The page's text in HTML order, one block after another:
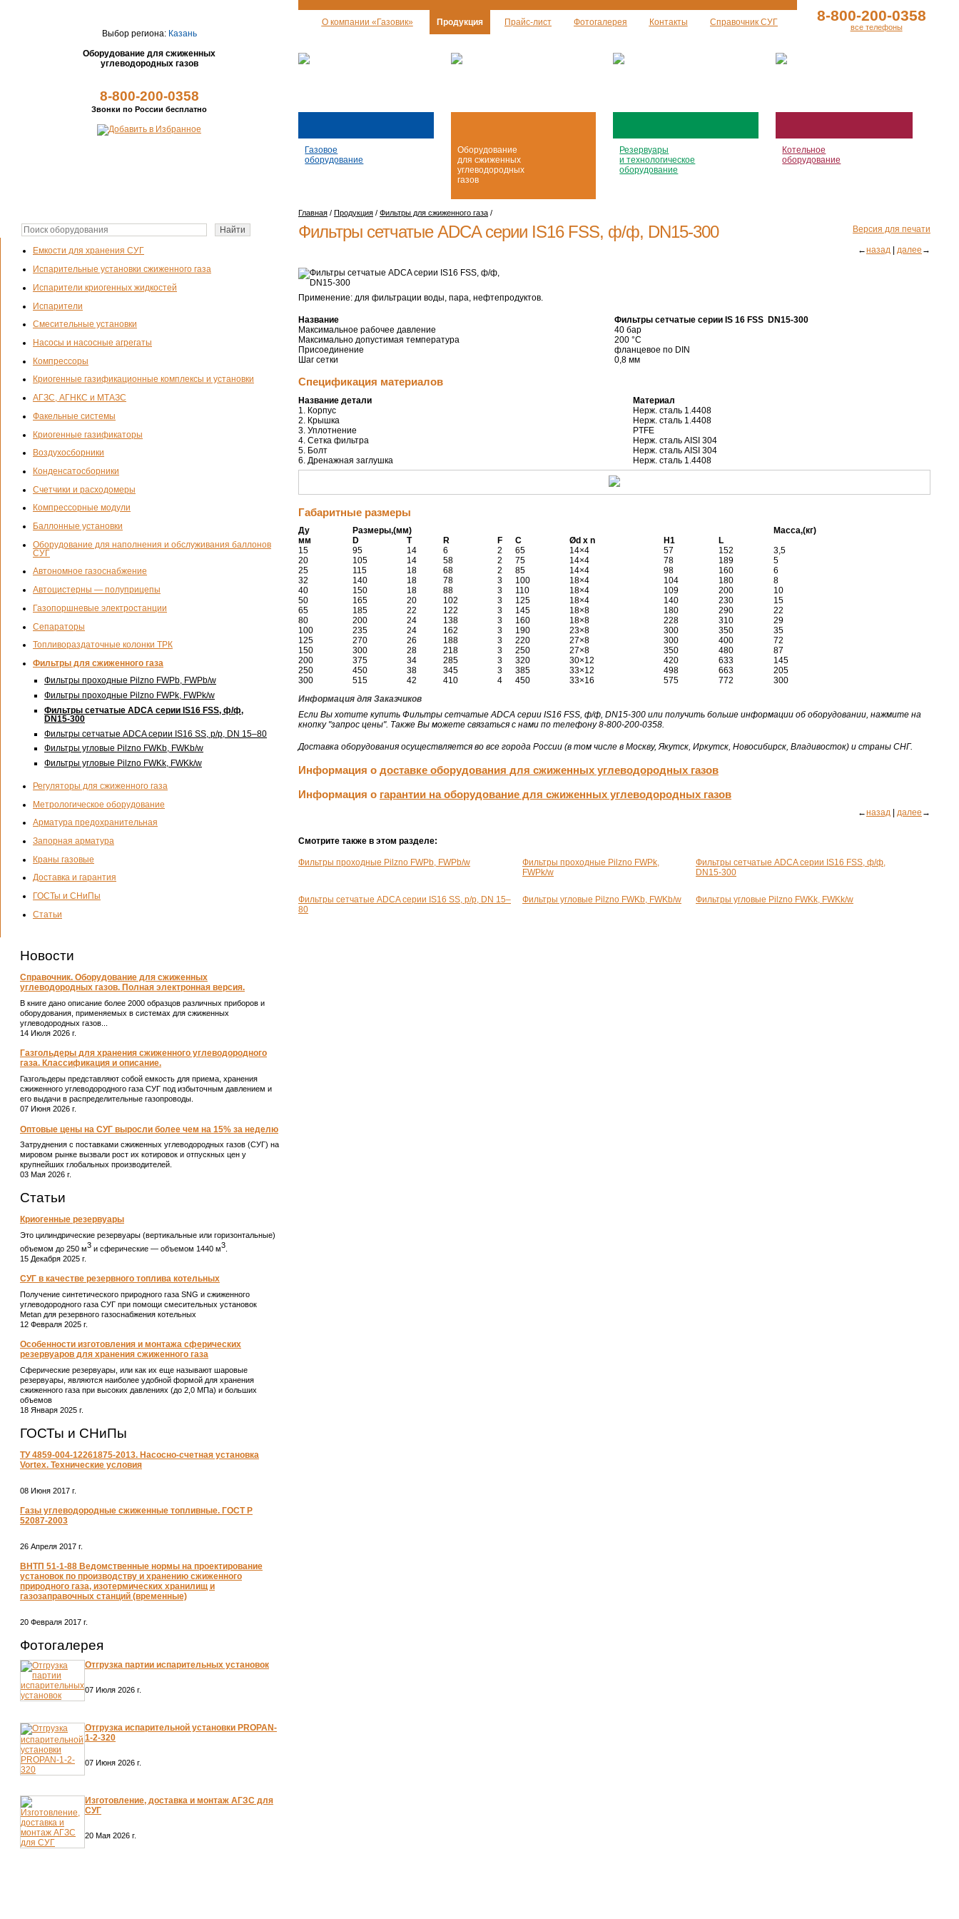
Выбор региона: Казань
Оборудование для сжиженных
углеводородных газов
8-800-200-0358
Звонки по России бесплатно
О компании «Газовик» Продукция Прайс-лист Фотогалерея Контакты Справочник СУГ 8-800-200-0358
все телефоны
Газовое
оборудование
Оборудование
для сжиженных
углеводородных
газов
Резервуары
и технологическое
оборудование
Котельное
оборудование
Емкости для хранения СУГ
Испарительные установки сжиженного газа
Испарители криогенных жидкостей
Испарители
Смесительные установки
Насосы и насосные агрегаты
Компрессоры
Криогенные газификационные комплексы и установки
АГЗС, АГНКС и МТАЗС
Факельные системы
Криогенные газификаторы
Воздухосборники
Конденсатосборники
Счетчики и расходомеры
Компрессорные модули
Баллонные установки
Оборудование для наполнения и обслуживания баллонов
СУГ
Автономное газоснабжение
Автоцистерны — полуприцепы
Газопоршневые электростанции
Сепараторы
Топливораздаточные колонки ТРК
Фильтры для сжиженного газа
Фильтры проходные Pilzno FWPb, FWРb/w
Фильтры проходные Pilzno FWPk, FWРk/w
Фильтры сетчатые ADCA серии IS16 FSS, ф/ф,
DN15-300
Фильтры сетчатые ADCA серии IS16 SS, р/р , DN 15–80
Фильтры угловые Pilzno FWKb, FWKb/w
Фильтры угловые Pilzno FWKk, FWKk/w
Регуляторы для сжиженного газа
Метрологическое оборудование
Арматура предохранительная
Запорная арматура
Краны газовые
Доставка и гарантия
ГОСТы и СНиПы
Статьи
Новости
Справочник. Оборудование для сжиженных
углеводородных газов. Полная электронная версия.
В книге дано описание более 2000 образцов различных приборов и
оборудования, применяемых в системах для сжиженных
углеводородных газов...
14 Июля 2026 г.
Газгольдеры для хранения сжиженного углеводородного
газа. Классификация и описание.
Газгольдеры представляют собой емкость для приема, хранения
сжиженного углеводородного газа СУГ под избыточным давлением и
его выдачи в распределительные газопроводы.
07 Июня 2026 г.
Оптовые цены на СУГ выросли более чем на 15% за неделю
Затруднения с поставками сжиженных углеводородных газов (СУГ) на
мировом рынке вызвали рост их котировок и отпускных цен у
крупнейших глобальных производителей.
03 Мая 2026 г.
Статьи
Криогенные резервуары
Это цилиндрические резервуары (вертикальные или горизонтальные)
объемом до 250 м3 и сферические ― объемом 1440 м3
15 Декабря 2025 г.
СУГ в качестве резервного топлива котельных
Получение синтетического природного газа SNG и сжиженного
углеводородного газа СУГ при помощи смесительных установок
Metan для резервного газоснабжения котельных
12 Февраля 2025 г.
Особенности изготовления и монтажа сферических
резервуаров для хранения сжиженного газа
Сферические резервуары, или как их еще называют шаровые
резервуары, являются наиболее удобной формой для хранения
сжиженного газа при высоких давлениях (до 2,0 МПа) и больших
объемов
18 Января 2025 г.
ГОСТы и СНиПы
ТУ 4859-004-12261875-2013. Насосно-счетная установка
Vortex. Технические условия
08 Июня 2017 г.
Газы углеводородные сжиженные топливные. ГОСТ Р
52087-2003
26 Апреля 2017 г.
ВНТП 51-1-88 Ведомственные нормы на проектирование
установок по производству и хранению сжиженного
природного газа, изотермических хранилищ и
газозаправочных станций (временные)
20 Февраля 2017 г.
Фотогалерея
Отгрузка партии испарительных установок
07 Июля 2026 г.
Отгрузка испарительной установки PROPAN-
1-2-320
07 Июня 2026 г.
Изготовление, доставка и монтаж АГЗС для
СУГ
20 Мая 2026 г.
Главная / Продукция / Фильтры для сжиженного газа /
Версия для печати
Фильтры сетчатые ADCA серии IS16 FSS, ф/ф, DN15-300
←назад далее →
Применение: для фильтрации воды, пара, нефтепродуктов.
Название Фильтры сетчатые серии IS 16 FSS DN15-300
Максимальное рабочее давление
40 бар
Максимально допустимая температура
200 °С
Присоединение
фланцевое по DIN
Шаг сетки
0,8 мм
Спецификация материалов
Название детали
Материал
1. Корпус
Нерж. сталь 1.4408
2. Крышка
Нерж. сталь 1.4408
3. Уплотнение
PTFE
4. Сетка фильтра
Нерж. сталь AISI 304
5. Болт
Нерж. сталь AISI 304
6. Дренажная заглушка
Нерж. сталь 1.4408
Габаритные размеры
Ду Размеры,(мм)
Масса,(кг)
мм
D T R F C Ød x n H1
L
15
95 14 6 2 65 14×4 57 152
3,5
20
105 14 58 2 75 14×4 78 189
5
25
115 18 68 2 85 14×4 98 160
6
32
140 18 78 3 100 18×4 104 180
8
40
150 18 88 3 110 18×4 109 200
10
50
165 20 102 3 125 18×4 140 230
15
65
185 22 122 3 145 18×8 180 290
22
80
200 24 138 3 160 18×8 228 310
29
100
235 24 162 3 190 23×8 300 350
35
125
270 26 188 3 220 27×8 300 400
72
150
300 28 218 3 250 27×8 350 480
87
200
375 34 285 3 320 30×12 420 633
145
250
450 38 345 3 385 33×12 498 663
205
300
515 42 410 4 450 33×16 575 772
300
Информация для Заказчиков
Если Вы хотите купить Фильтры сетчатые ADCA серии IS16 FSS, ф/ф, DN15-300 или получить больше информации об оборудовании, нажмите на
кнопку "запрос цены". Также Вы можете связаться с нами по телефону 8-800-200-0358.
Доставка оборудования осуществляется во все города России (в том числе в Москву, Якутск, Иркутск, Новосибирск, Владивосток) и страны СНГ.
Информация о доставке оборудования для сжиженных углеводородных газов
Информация о гарантии на оборудование для сжиженных углеводородных газов
←назад | далее →
Смотрите также в этом разделе:
Фильтры проходные Pilzno FWPb, FWРb/w
Фильтры проходные Pilzno FWPk,
FWРk/w
Фильтры сетчатые ADCA серии IS16 FSS, ф/ф,
DN15-300
Фильтры сетчатые ADCA серии IS16 SS, р/р, DN 15–
80
Фильтры угловые Pilzno FWKb, FWKb/w Фильтры угловые Pilzno FWKk, FWKk/w